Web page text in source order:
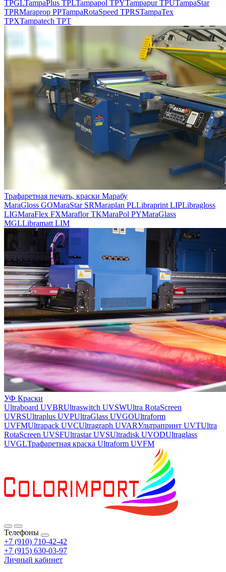
TPGLTampaPlus TPLTampapol TPYTampapur TPUTampaStar
TPRMaraprop PPTampaRotaSpeed TPRSTampaTex
TPXTampatech TPT
Трафаретная печать, краски Марабу
MaraGloss GOMaraStar SRMaraplan PLLibraprint LIPLibragloss
LIGMaraFlex FXMaraflor TKMaraPol PYMaraGlass
MGLLibramatt LIM
УФ Краски
Ultraboard UVBRUltraswitch UVSWUltra RotaScreen
UVRSUltraplus UVPUltraGlass UVGOUltraform
UVFMUltrapack UVCUltragraph UVARУльтрапринт UVTUltra
RotaScreen UVSFUltrastar UVSUltradisk UVODUltraglass
UVGLТрафаретная краска Ultraform UVFM
Телефоны
+7 (910) 710-42-42
+7 (915) 630-03-97
Личный кабинет